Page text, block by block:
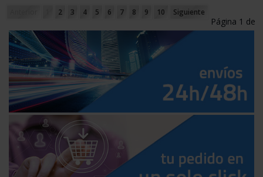
2 3 4 5 6 7 8 9 10 Siguiente
Página 1 de
17